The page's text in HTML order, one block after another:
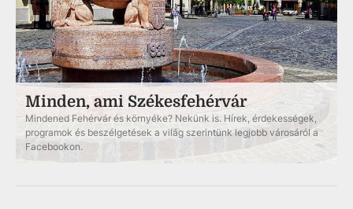
Minden, ami Székesfehérvár
Mindened Fehérvár és környéke? Nekünk is. Hírek, érdekességek,
programok és beszélgetések a világ szerintünk legjobb városáról a
Facebookon.